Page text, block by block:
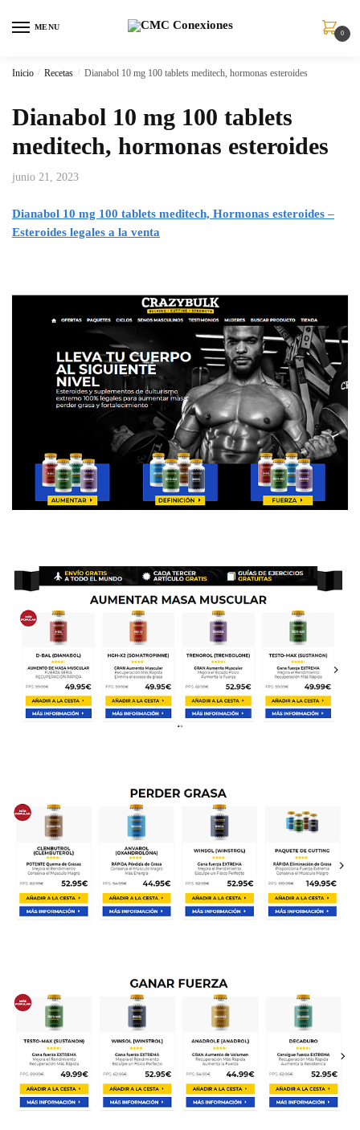
MENU
0
Inicio / Recetas / Dianabol 10 mg 100 tablets meditech, hormonas esteroides
Dianabol 10 mg 100 tablets
meditech, hormonas esteroides
junio 21, 2023
Dianabol 10 mg 100 tablets meditech, Hormonas esteroides –
Esteroides legales a la venta